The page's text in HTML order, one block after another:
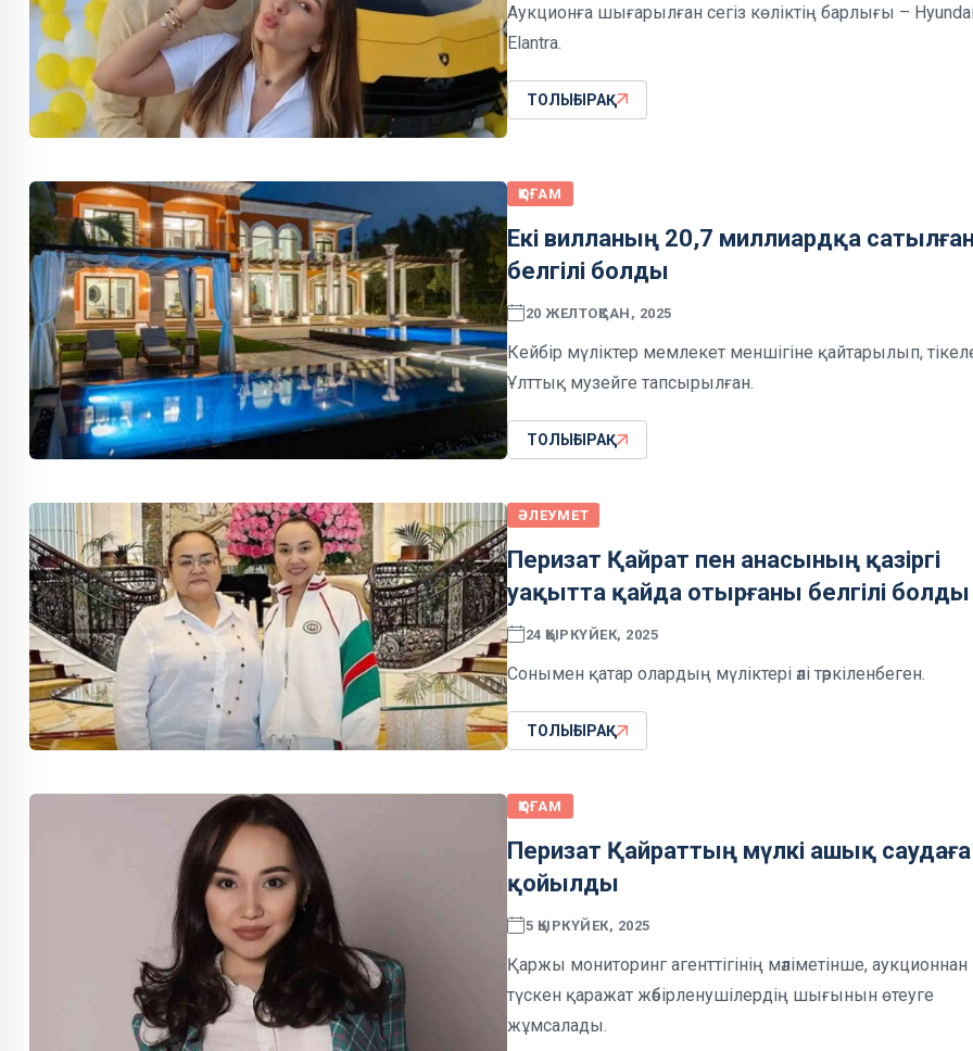
Аукционға шығарылған сегіз көліктің барлығы –
Elantra.
ТОЛЫҒЫРАҚ
ҚОҒАМ
Екі вилланың 20,7 миллиардқа
белгілі болды
20 ЖЕЛТОҚСАН, 2025
Кейбір мүліктер мемлекет меншігіне қайтарылып,
Ұлттық музейге тапсырылған.
ТОЛЫҒЫРАҚ
ӘЛЕУМЕТ
Перизат Қайрат пен анасының қазіргі
уақытта қайда отырғаны белгілі болды
24 ҚЫРКҮЙЕК, 2025
Сонымен қатар олардың мүліктері әлі тәркіленбеген.
ТОЛЫҒЫРАҚ
ҚОҒАМ
Перизат Қайраттың мүлкі ашық саудаға
қойылды
5 ҚЫРКҮЙЕК, 2025
Қаржы мониторинг агенттігінің мәліметінше, аукционнан
түскен қаражат жәбірленушілердің шығынын өтеуге
жұмсалады.